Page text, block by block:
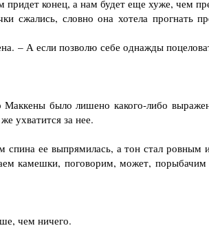
конец, а нам будет еще хуже, чем
сжались, словно она хотела прогнать
– А если позволю себе однажды
было лишено какого-либо
ухватится за нее.
ее выпрямилась, а тон стал ровным
камешки, поговорим, может,
чем ничего.